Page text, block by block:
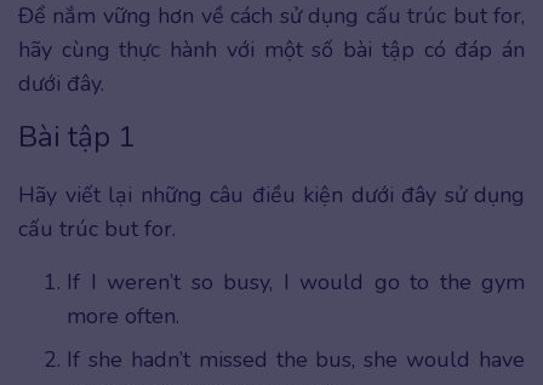
Để nắm vững hơn về cách sử dụng cấu trúc but for,
hãy cùng thực hành với một số bài tập có đáp án
dưới đây.
Bài tập 1
Hãy viết lại những câu điều kiện dưới đây sử dụng
cấu trúc but for.
If I weren’t so busy, I would go to the gym
more often.
If she hadn’t missed the bus, she would have